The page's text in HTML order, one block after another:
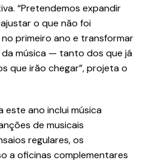
“Pretendemos expandir
o que não foi
primeiro ano e transformar
da música — tanto dos que já
que irão chegar”, projeta o
ano inclui música
de musicais
regulares, os
a oficinas complementares